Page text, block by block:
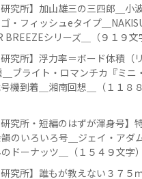
研究所】加山雄三の三四郎＿小
・フィッシュeタイプ＿
BREEZEシリーズ＿（９１９文
研究所】浮力率＝ボード体積（
＿ブライト・ロマンチカ『ミニ
機到着＿湘南回想＿（１１８
研究所・短編のはずが渾身号】
のいろいろ号＿ジェイ・アダ
ドーナッツ＿（１５４９文字）
研究所】誰もが教えない３７５